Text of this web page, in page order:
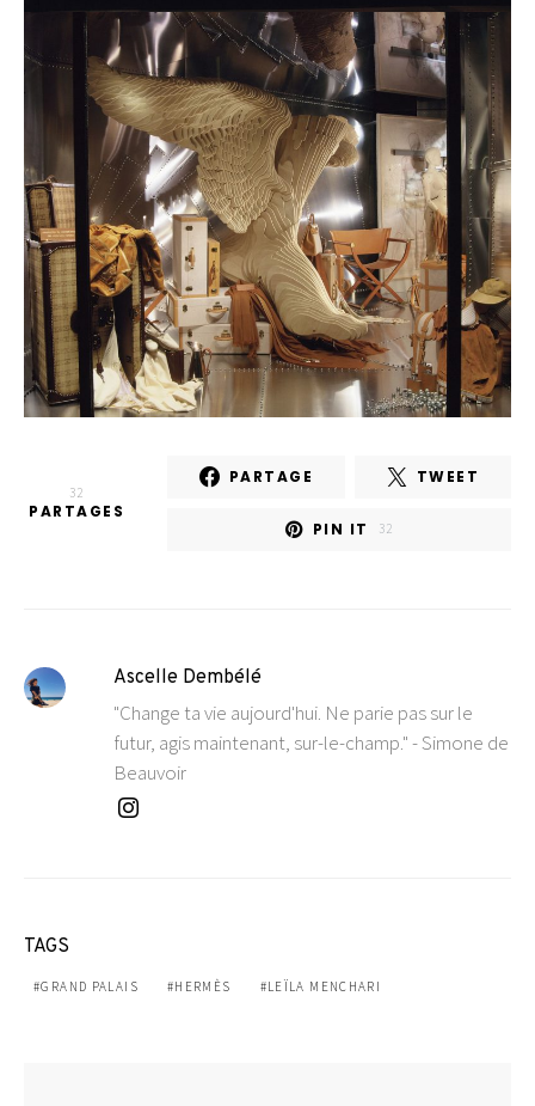
32
PARTAGES
PARTAGE TWEET
PIN IT 32
Ascelle Dembélé
"Change ta vie aujourd'hui. Ne parie pas sur le
futur, agis maintenant, sur-le-champ." - Simone de
Beauvoir
TAGS
GRAND PALAIS HERMÈS LEÏLA MENCHARI